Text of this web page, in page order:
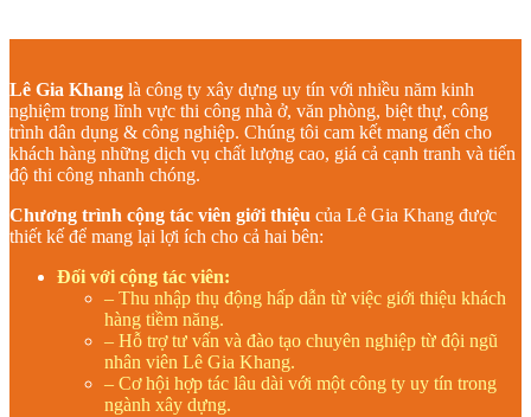
Lê Gia Khang là công ty xây dựng uy tín với nhiều năm kinh
nghiệm trong lĩnh vực thi công nhà ở, văn phòng, biệt thự, công
trình dân dụng & công nghiệp. Chúng tôi cam kết mang đến cho
khách hàng những dịch vụ chất lượng cao, giá cả cạnh tranh và tiến
độ thi công nhanh chóng.
Chương trình cộng tác viên giới thiệu của Lê Gia Khang được
thiết kế để mang lại lợi ích cho cả hai bên:
Đối với cộng tác viên:
– Thu nhập thụ động hấp dẫn từ việc giới thiệu khách
hàng tiềm năng.
– Hỗ trợ tư vấn và đào tạo chuyên nghiệp từ đội ngũ
nhân viên Lê Gia Khang.
– Cơ hội hợp tác lâu dài với một công ty uy tín trong
ngành xây dựng.